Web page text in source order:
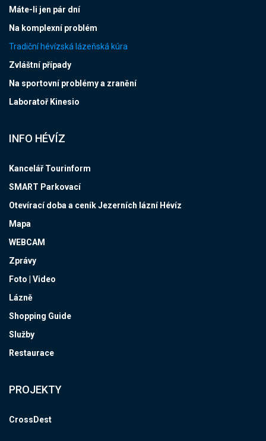
Máte-li jen pár dní
Na komplexní problém
Tradiční hévízská lázeňská kúra
Zvláštní případy
Na sportovní problémy a zranění
Laboratoř Kinesio
INFO HÉVÍZ
Kancelář Tourinform
SMART Parkovací
Otevírací doba a ceník Jezerních lázní Hévíz
Mapa
WEBCAM
Zprávy
Foto | Video
Lázně
Shopping Guide
Služby
Restaurace
PROJEKTY
CrossDest